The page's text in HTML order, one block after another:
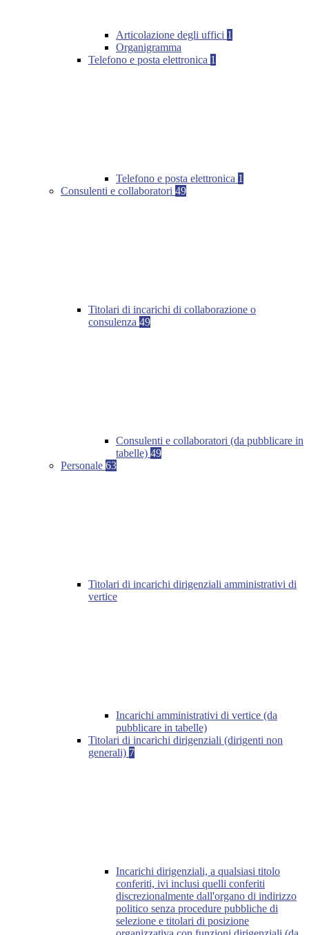
Articolazione degli uffici 1
Organigramma
Telefono e posta elettronica 1
Telefono e posta elettronica 1
Consulenti e collaboratori 49
Titolari di incarichi di collaborazione o
consulenza 49
Consulenti e collaboratori (da pubblicare in
tabelle) 49
Personale 63
Titolari di incarichi dirigenziali amministrativi di
vertice
Incarichi amministrativi di vertice (da
pubblicare in tabelle)
Titolari di incarichi dirigenziali (dirigenti non
generali) 7
Incarichi dirigenziali, a qualsiasi titolo
conferiti, ivi inclusi quelli conferiti
discrezionalmente dall'organo di indirizzo
politico senza procedure pubbliche di
selezione e titolari di posizione